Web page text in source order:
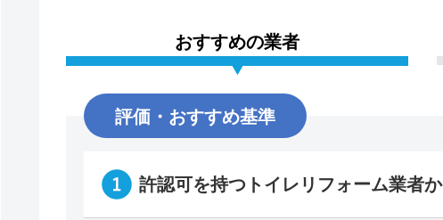
おすすめの業者
評価・おすすめ基準
許認可を持つトイレリフォーム業者か